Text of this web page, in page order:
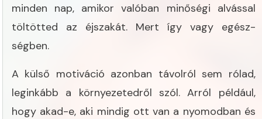
minden nap, amikor valóban minőségi alvással
töltötted az éjszakát. Mert így vagy egész-
ségben.
A külső motiváció azonban távolról sem rólad,
leginkább a környezetedről szól. Arról például,
hogy akad-e, aki mindig ott van a nyomodban és